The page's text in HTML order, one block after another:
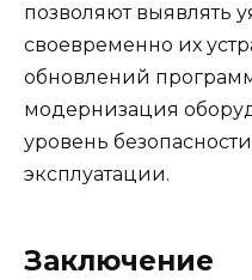
позволяют выявлять
своевременно их
обновлений
модернизация
уровень
эксплуатации.
Заключение